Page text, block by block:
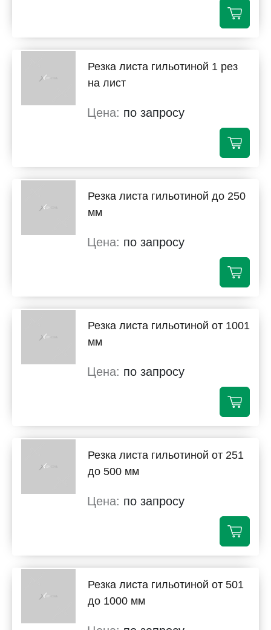
Резка листа гильотиной 1 рез
на лист
по запросу
Резка листа гильотиной до 250
мм
по запросу
Резка листа гильотиной от 1001
мм
по запросу
Резка листа гильотиной от 251
до 500 мм
по запросу
Резка листа гильотиной от 501
до 1000 мм